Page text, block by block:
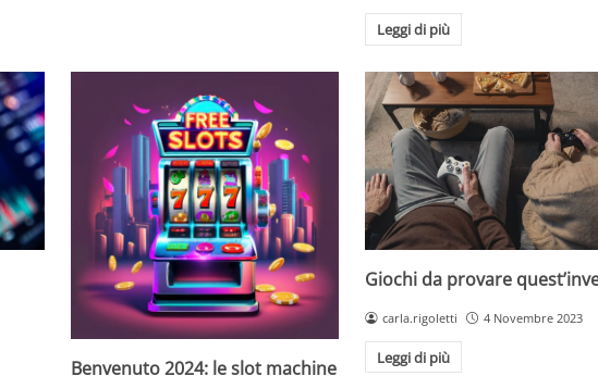
Leggi di più
Benvenuto 2024: le slot machine
Giochi da provare
carla.rigoletti 4 Novembre 2023
Leggi di più